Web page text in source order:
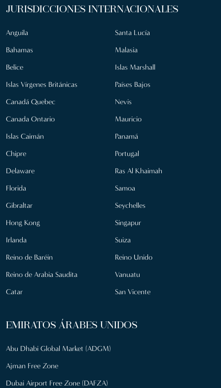
JURISDICCIONES INTERNACIONALES
Anguila
Bahamas
Belice
Islas Vírgenes Británicas
Canadá Quebec
Canada Ontario
Islas Caimán
Chipre
Delaware
Florida
Gibraltar
Hong Kong
Irlanda
Reino de Baréin
Reino de Arabia Saudita
Catar
Santa Lucía
Malasia
Islas Marshall
Países Bajos
Nevis
Mauricio
Panamá
Portugal
Ras Al Khaimah
Samoa
Seychelles
Singapur
Suiza
Reino Unido
Vanuatu
San Vicente
EMIRATOS ÁRABES UNIDOS
Abu Dhabi Global Market (ADGM)
Ajman Free Zone
Dubai Airport Free Zone (DAFZA)